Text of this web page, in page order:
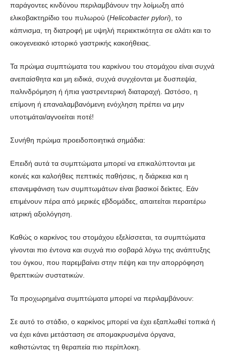
παράγοντες κινδύνου περιλαμβάνουν την λοίμωξη από
ελικοβακτηρίδιο του πυλωρού (Helicobacter pylori), το
κάπνισμα, τη διατροφή με υψηλή περιεκτικότητα σε αλάτι και το
οικογενειακό ιστορικό γαστρικής κακοήθειας.
Τα πρώιμα συμπτώματα του καρκίνου του στομάχου είναι συχνά
ανεπαίσθητα και μη ειδικά, συχνά συγχέονται με δυσπεψία,
παλινδρόμηση ή ήπια γαστρεντερική διαταραχή. Ωστόσο, η
επίμονη ή επαναλαμβανόμενη ενόχληση πρέπει να μην
υποτιμάται/αγνοείται ποτέ!
Συνήθη πρώιμα προειδοποιητικά σημάδια:
Επειδή αυτά τα συμπτώματα μπορεί να επικαλύπτονται με
κοινές και καλοήθεις πεπτικές παθήσεις, η διάρκεια και η
επανεμφάνιση των συμπτωμάτων είναι βασικοί δείκτες. Εάν
επιμένουν πέρα από μερικές εβδομάδες, απαιτείται περαιτέρω
ιατρική αξιολόγηση.
Καθώς ο καρκίνος του στομάχου εξελίσσεται, τα συμπτώματα
γίνονται πιο έντονα και συχνά πιο σοβαρά λόγω της ανάπτυξης
του όγκου, που παρεμβαίνει στην πέψη και την απορρόφηση
θρεπτικών συστατικών.
Τα προχωρημένα συμπτώματα μπορεί να περιλαμβάνουν:
Σε αυτό το στάδιο, ο καρκίνος μπορεί να έχει εξαπλωθεί τοπικά ή
να έχει κάνει μετάσταση σε απομακρυσμένα όργανα,
καθιστώντας τη θεραπεία πιο περίπλοκη.